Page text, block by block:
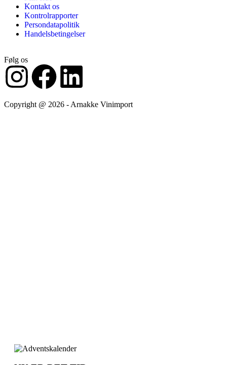
Kontakt os
Kontrolrapporter
Persondatapolitik
Handelsbetingelser
Følg os
Copyright @ 2026 - Arnakke Vinimport